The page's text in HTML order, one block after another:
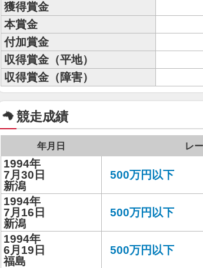
獲得賞金
本賞金
付加賞金
収得賞金（平地）
収得賞金（障害）
競走成績
年月日 レ
1994年
7月30日
新潟
500万円以下
1994年
7月16日
新潟
500万円以下
1994年
6月19日
福島
500万円以下